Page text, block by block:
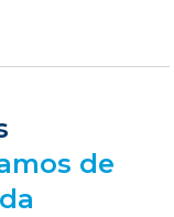
de